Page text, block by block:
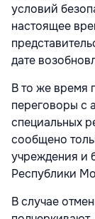
условий
настоящее
дате
В то же время
переговоры с
специальных
сообщено
учреждения и
Республики
В случае